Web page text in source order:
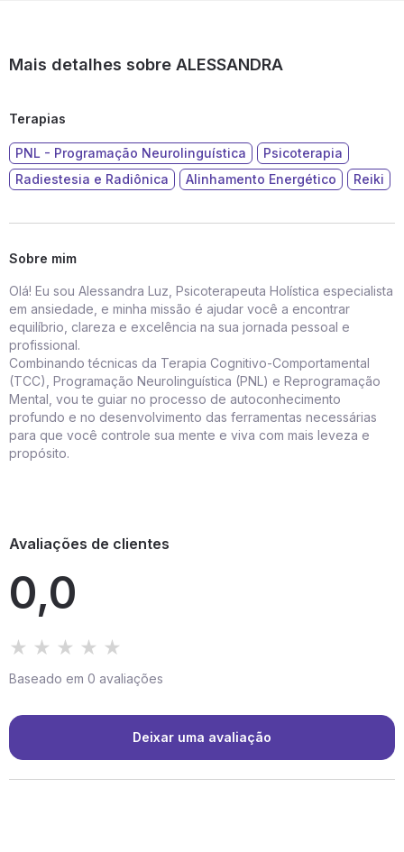
Mais detalhes sobre ALESSANDRA
Terapias
PNL - Programação Neurolinguística
Psicoterapia
Radiestesia e Radiônica
Alinhamento Energético Reiki
Sobre mim
Olá! Eu sou Alessandra Luz, Psicoterapeuta Holística especialista
em ansiedade, e minha missão é ajudar você a encontrar
equilíbrio, clareza e excelência na sua jornada pessoal e
profissional.
Combinando técnicas da Terapia Cognitivo-Comportamental
(TCC), Programação Neurolinguística (PNL) e Reprogramação
Mental, vou te guiar no processo de autoconhecimento
profundo e no desenvolvimento das ferramentas necessárias
para que você controle sua mente e viva com mais leveza e
propósito.
Avaliações de clientes
0,0
Baseado em 0 avaliações
Deixar uma avaliação